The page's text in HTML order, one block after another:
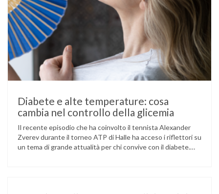
Diabete e alte temperature: cosa
cambia nel controllo della glicemia
Il recente episodio che ha coinvolto il tennista Alexander
Zverev durante il torneo ATP di Halle ha acceso i riflettori su
un tema di grande attualità per chi convive con il diabete.